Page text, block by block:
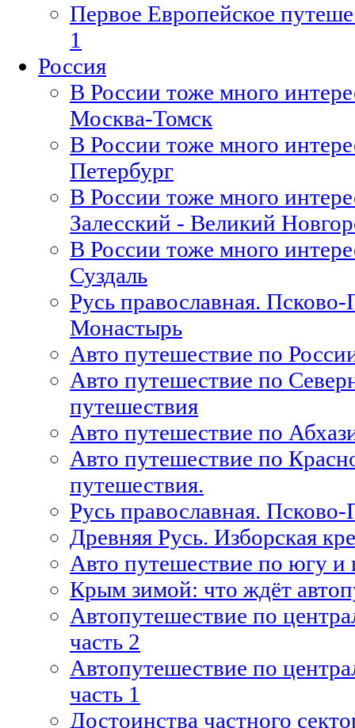
Первое Европейское
1
Россия
В России тоже много
Москва-Томск
В России тоже много
Петербург
В России тоже много
Залесский - Великий
В России тоже много
Суздаль
Русь православная.
Монастырь
Авто путешествие по
Авто путешествие по
путешествия
Авто путешествие по
Авто путешествие по
путешествия.
Русь православная.
Древняя Русь. Изборская
Авто путешествие по югу и
Крым зимой: что ждёт
Автопутешествие по
часть 2
Автопутешествие по
часть 1
Достоинства частного